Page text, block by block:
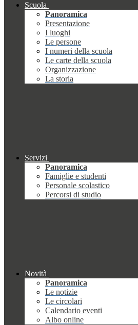
Scuola
Panoramica
Presentazione
I luoghi
Le persone
I numeri della scuola
Le carte della scuola
Organizzazione
La storia
Servizi
Panoramica
Famiglie e studenti
Personale scolastico
Percorsi di studio
Novità
Panoramica
Le notizie
Le circolari
Calendario eventi
Albo online